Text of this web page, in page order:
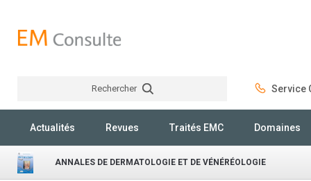
Rechercher Service
Actualités Revues Traités EMC Domaines
ANNALES DE DERMATOLOGIE ET DE VÉNÉRÉOLOGIE